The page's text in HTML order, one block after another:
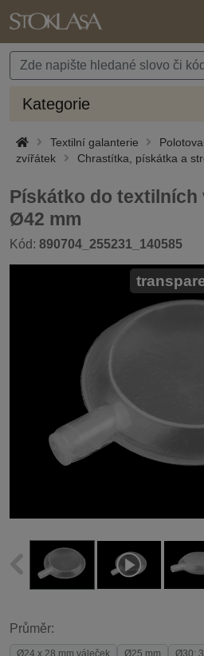
Kategorie
Textilní galanterie
zvířátek
Chrastítka, pískátka a
Pískátko do textilních
Ø42 mm
Kód: 890704_255231_140585
Průměr:
Ø24 x 28 mm váleček Ø25 mm Ø30;